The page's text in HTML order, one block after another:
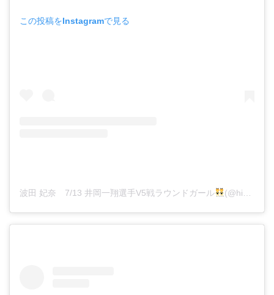
この投稿をInstagramで見る
波田 妃奈 7/13 井岡一翔選手V5戦ラウンドガール (@hina__fitness)がシェアした投稿